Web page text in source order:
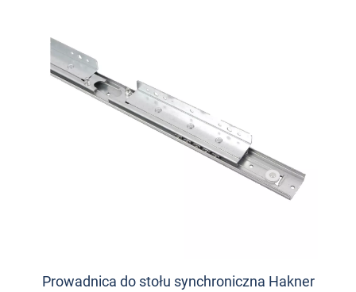
Prowadnica do stołu synchroniczna Hakner